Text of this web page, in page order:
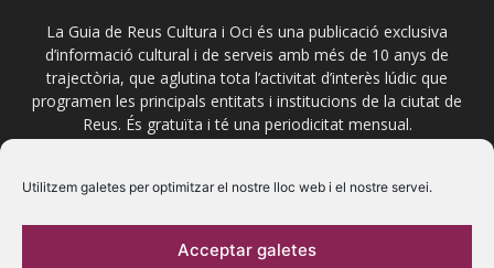
Utilitzem galetes per optimitzar el nostre lloc web i el nostre servei.
Acceptar galetes
La Guia de Reus Cultura i Oci és una publicació exclusiva
d’informació cultural i de serveis amb més de 10 anys de
trajectòria, que aglutina tota l’activitat d’interès lúdic que
programen les principals entitats i institucions de la ciutat de
Reus. És gratuïta i té una periodicitat mensual.
Segueix-nos